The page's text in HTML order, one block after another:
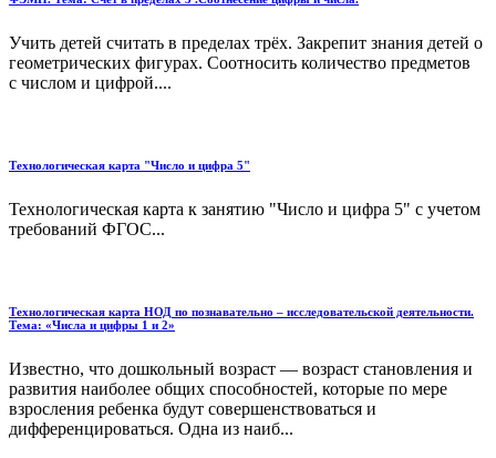
Учить детей считать в пределах трёх. Закрепит знания детей о
геометрических фигурах. Соотносить количество предметов
с числом и цифрой....
Технологическая карта "Число и цифра 5"
Технологическая карта к занятию "Число и цифра 5" с учетом
требований ФГОС...
Технологическая карта НОД по познавательно – исследовательской деятельности.
Тема: «Числа и цифры 1 и 2»
Известно, что дошкольный возраст — возраст становления и
развития наиболее общих способностей, которые по мере
взросления ребенка будут совершенствоваться и
дифференцироваться. Одна из наиб...